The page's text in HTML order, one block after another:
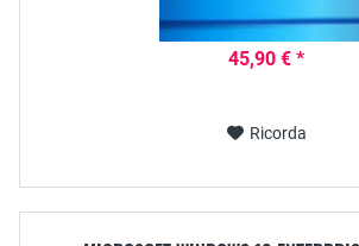
45,90 € *
Ricorda